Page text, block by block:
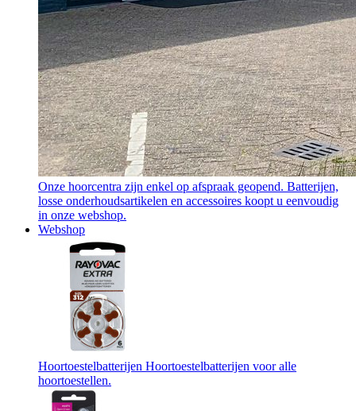
Onze hoorcentra zijn enkel op afspraak geopend. Batterijen,
losse onderhoudsartikelen en accessoires koopt u eenvoudig
in onze webshop.
Webshop
Hoortoestelbatterijen Hoortoestelbatterijen voor alle
hoortoestellen.